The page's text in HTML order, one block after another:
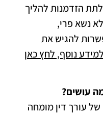
הזדמנות להליך
נשא פרי,
להגיש את
למידע נוסף, לחץ כאן
עושים?
עורך דין מומחה